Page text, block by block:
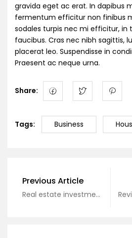
gravida eget ac erat. In dapibus
fermentum efficitur non finibus
sodales turpis nec mi efficitur, in
faucibus. Cras nec nibh sagittis,
placerat leo. Suspendisse in
Praesent ac neque urna.
Share:
Tags: Business
Previous Article
Real estate investment tips for beginners